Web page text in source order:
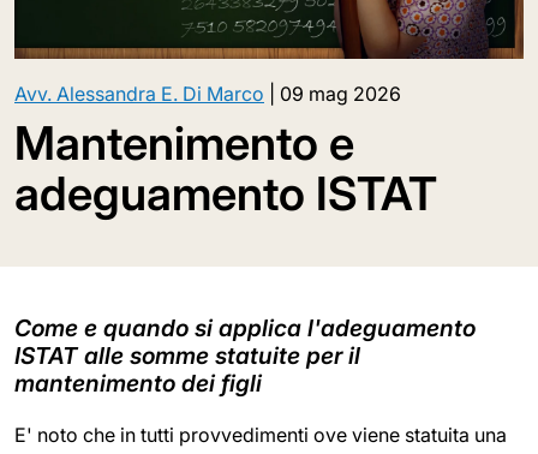
Avv. Alessandra E. Di Marco 09 mag 2026
Mantenimento e
adeguamento ISTAT
Come e quando si applica l'adeguamento
ISTAT alle somme statuite per il
mantenimento dei figli
E' noto che in tutti provvedimenti ove viene statuita una